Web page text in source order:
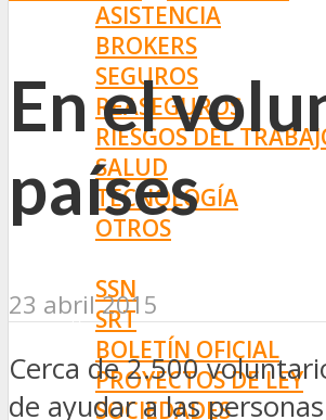
ASISTENCIA
BROKERS
SEGUROS
REASEGUROS
RIESGOS DEL
SALUD
TECNOLOGÍA
OTROS
SSN
SRT
BOLETÍN OFICIAL
PROYECTOS DE LEY
SOCIEDADES
En el
países
23 abril 2015
Cerca de 2.500
de ayudar a las